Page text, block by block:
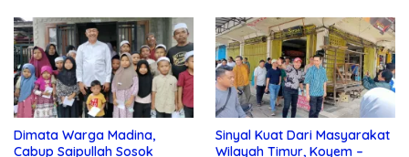
Dimata Warga Madina,
Cabup Saipullah Sosok
Sinyal Kuat Dari Masyarakat
Wilayah Timur, Koyem –